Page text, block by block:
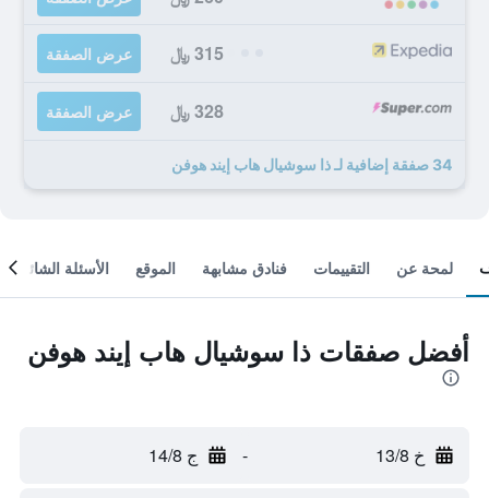
315 ﷼ عرض الصفقة
328 ﷼ عرض الصفقة
34 صفقة إضافية لـ ذا سوشيال هاب إيند هوفن
لمحة عن التقييمات فنادق مشابهة الموقع الأسئلة الشائعة
أفضل صفقات ذا سوشيال هاب إيند هوفن
خ 13/8 - ج 14/8